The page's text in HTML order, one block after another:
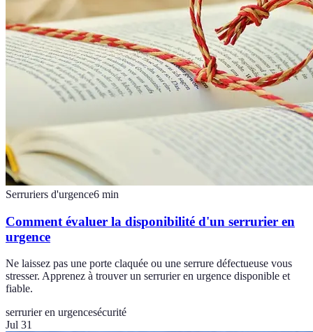
Serruriers d'urgence6 min
Comment évaluer la disponibilité d'un serrurier en
urgence
Ne laissez pas une porte claquée ou une serrure défectueuse vous
stresser. Apprenez à trouver un serrurier en urgence disponible et
fiable.
serrurier en urgencesécurité
Jul 31